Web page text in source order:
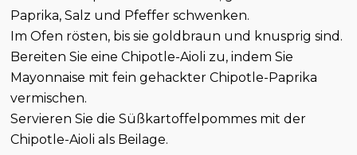
Paprika, Salz und Pfeffer schwenken.
Im Ofen rösten, bis sie goldbraun und knusprig sind.
Bereiten Sie eine Chipotle-Aioli zu, indem Sie
Mayonnaise mit fein gehackter Chipotle-Paprika
vermischen.
Servieren Sie die Süßkartoffelpommes mit der
Chipotle-Aioli als Beilage.